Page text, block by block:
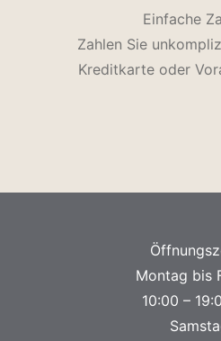
Einfache
Zahlen Sie
Kreditkarte oder
Montag bis
10:00 –